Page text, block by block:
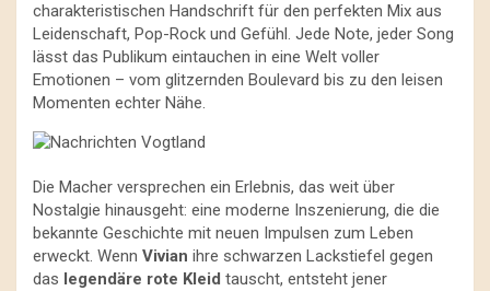
charakteristischen Handschrift für den perfekten Mix aus
Leidenschaft, Pop-Rock und Gefühl. Jede Note, jeder Song
lässt das Publikum eintauchen in eine Welt voller
Emotionen – vom glitzernden Boulevard bis zu den leisen
Momenten echter Nähe.
Die Macher versprechen ein Erlebnis, das weit über
Nostalgie hinausgeht: eine moderne Inszenierung, die die
bekannte Geschichte mit neuen Impulsen zum Leben
erweckt. Wenn Vivian ihre schwarzen Lackstiefel gegen
das legendäre rote Kleid tauscht, entsteht jener